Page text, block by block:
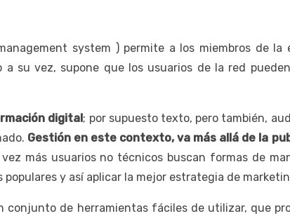
system ) permite a los miembros de
su vez, supone que los usuarios de la red
digital; por supuesto texto, pero también,
Gestión en este contexto, va más allá de la
más usuarios no técnicos buscan formas de
y así aplicar la mejor estrategia de
de herramientas fáciles de utilizar, que